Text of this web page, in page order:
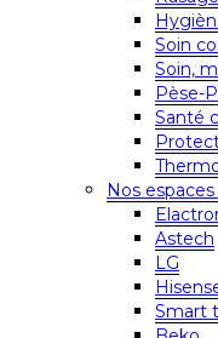
Soin
Soin,
Pèse-
Santé
Nos
Astech
LG
Smart